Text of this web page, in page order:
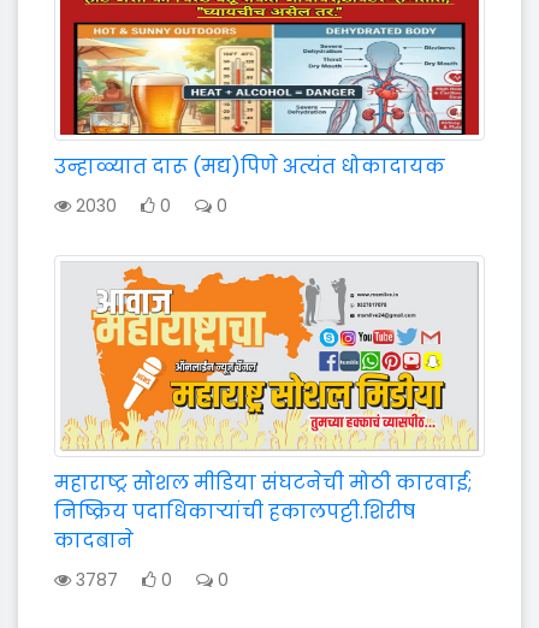
उन्हाळ्यात दारू (मद्य)पिणे अत्यंत धोकादायक
2030 0 0
महाराष्ट्र सोशल मीडिया संघटनेची मोठी कारवाई;
निष्क्रिय पदाधिकाऱ्यांची हकालपट्टी.शिरीष
कादबाने
3787 0 0